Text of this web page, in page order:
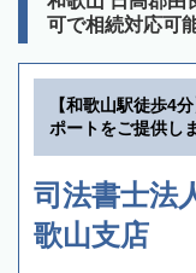
可で相続対応可
【和歌山駅徒歩4
ポートをご提供し
司法書士法
歌山支店